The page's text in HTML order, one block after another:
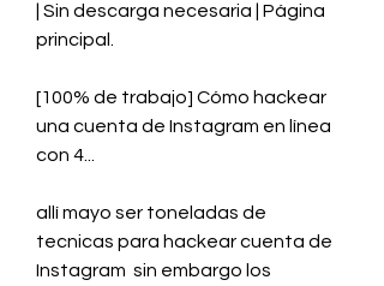
| Sin descarga necesaria | Página
principal.
[100% de trabajo] Cómo hackear
una cuenta de Instagram en línea
con 4...
allí mayo ser toneladas de
tecnicas para hackear cuenta de
Instagram  sin embargo los